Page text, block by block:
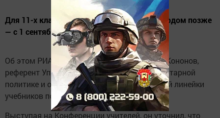
Для 11-х классов такой учебник появится годом позже
— с 1 сентября 2027 года.
Об этом РИА Новости сообщил Владислав Кононов,
референт Управления президента по гуманитарной
политике и ответственный секретарь единой линейки
учебников по истории и обществознанию.
Выступая на Конференции учителей, он уточнил, что